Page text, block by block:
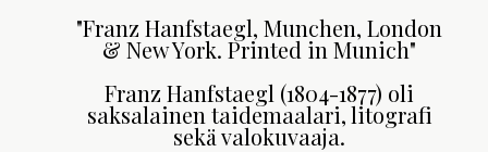
"Franz Hanfstaegl, Munchen, London
& New York. Printed in Munich"
Franz Hanfstaegl (1804-1877) oli
saksalainen taidemaalari, litografi
sekä valokuvaaja.